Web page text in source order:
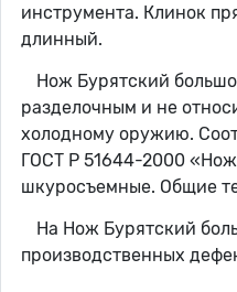
инструмента. Клинок
длинный.
Нож Бурятский
разделочным и не
холодному оружию.
ГОСТ Р 51644-2000
шкуросъемные. Общие
На Нож Бурятский
производственных